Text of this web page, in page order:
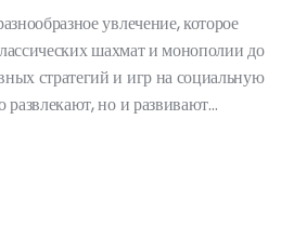
увлечение, которое
шахмат и монополии до
стратегий и игр на социальную
но и развивают
провести время с семьей и